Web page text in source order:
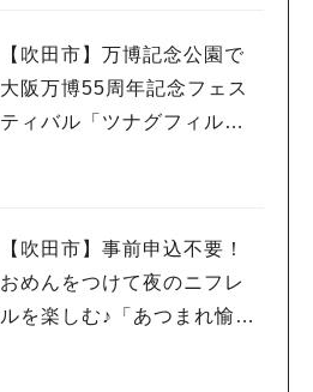
【吹田市】万博記念公園で
大阪万博55周年記念フェス
ティバル「ツナグフィルム1
【吹田市】事前申込不要！
おめんをつけて夜のニフレ
ルを楽しむ♪「あつまれ愉快